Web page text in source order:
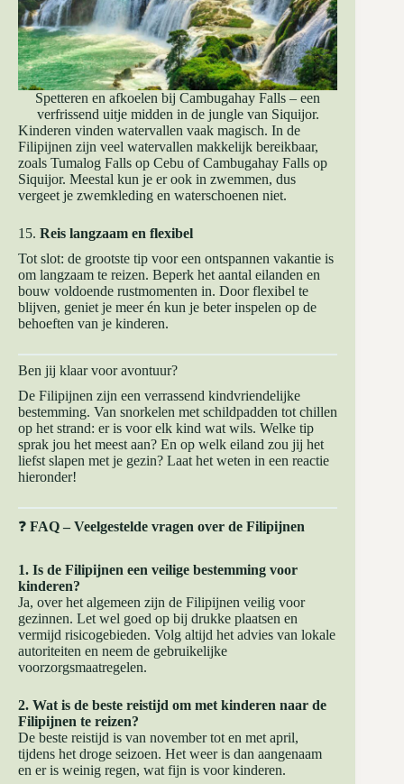
Spetteren en afkoelen bij Cambugahay Falls – een
verfrissend uitje midden in de jungle van Siquijor.
Kinderen vinden watervallen vaak magisch. In de
Filipijnen zijn veel watervallen makkelijk bereikbaar,
zoals Tumalog Falls op Cebu of Cambugahay Falls op
Siquijor. Meestal kun je er ook in zwemmen, dus
vergeet je zwemkleding en waterschoenen niet.
15. Reis langzaam en flexibel
Tot slot: de grootste tip voor een ontspannen vakantie is
om langzaam te reizen. Beperk het aantal eilanden en
bouw voldoende rustmomenten in. Door flexibel te
blijven, geniet je meer én kun je beter inspelen op de
behoeften van je kinderen.
Ben jij klaar voor avontuur?
De Filipijnen zijn een verrassend kindvriendelijke
bestemming. Van snorkelen met schildpadden tot chillen
op het strand: er is voor elk kind wat wils. Welke tip
sprak jou het meest aan? En op welk eiland zou jij het
liefst slapen met je gezin? Laat het weten in een reactie
hieronder!
❓ FAQ – Veelgestelde vragen over de Filipijnen
1. Is de Filipijnen een veilige bestemming voor
kinderen?
Ja, over het algemeen zijn de Filipijnen veilig voor
gezinnen. Let wel goed op bij drukke plaatsen en
vermijd risicogebieden. Volg altijd het advies van lokale
autoriteiten en neem de gebruikelijke
voorzorgsmaatregelen.
2. Wat is de beste reistijd om met kinderen naar de
Filipijnen te reizen?
De beste reistijd is van november tot en met april,
tijdens het droge seizoen. Het weer is dan aangenaam
en er is weinig regen, wat fijn is voor kinderen.